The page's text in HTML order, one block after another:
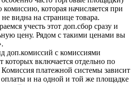
которая начисляется при
видна на странице товара.
учесть этот доп.сбор сразу и
цену. Рядом с такими ценами вы
доп.комиссий с комиссиями
которых включается отдельно по
платежной системы зависит
и на одной и той же площадке